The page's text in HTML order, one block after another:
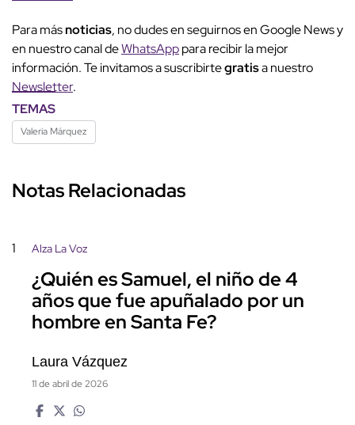
Para másnoticias, no dudes en seguirnos en Google News y
en nuestro canal deWhatsApppara recibir la mejor
información. Te invitamos a suscribirtegratisa nuestro
Newsletter.
TEMAS
Valeria Márquez
Notas Relacionadas
1 Alza La Voz
¿Quién es Samuel, el niño de 4
años que fue apuñalado por un
hombre en Santa Fe?
Laura Vázquez
11 de abril de 2026